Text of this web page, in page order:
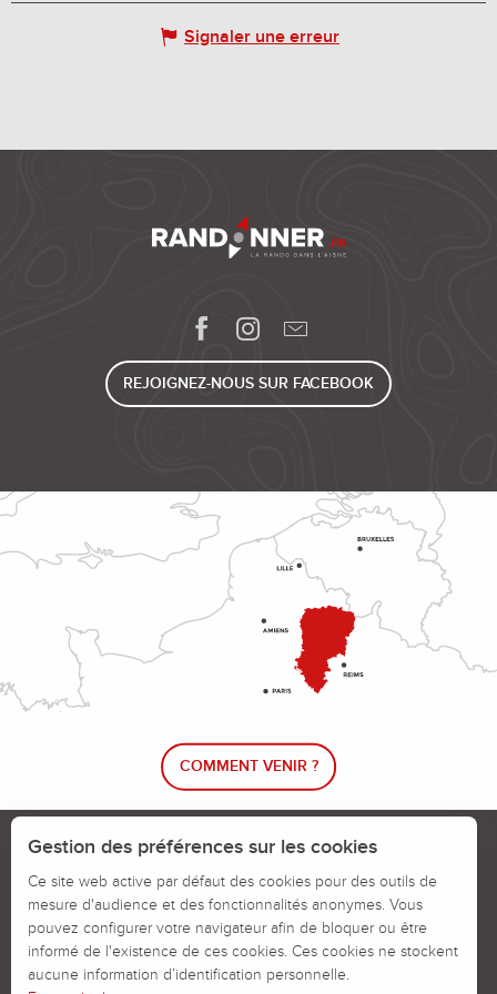
Signaler une erreur
REJOIGNEZ-NOUS SUR FACEBOOK
COMMENT VENIR ?
Le blog rando !
Calendrier des jours chassés
Signaler un problème sur un parcours
Politiques des Cookies Mentions légales
Gestion des préférences sur les cookies
Ce site web active par défaut des cookies pour des outils de
mesure d'audience et des fonctionnalités anonymes. Vous
pouvez configurer votre navigateur afin de bloquer ou être
informé de l'existence de ces cookies. Ces cookies ne stockent
aucune information d’identification personnelle.